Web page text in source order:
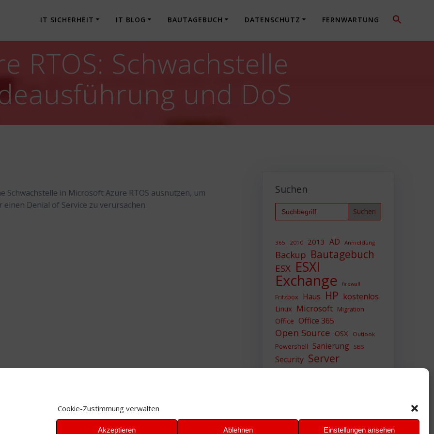
Cookie-Zustimmung verwalten
Akzeptieren Ablehnen Einstellungen ansehen
IT SICHERHEIT IT BLOG BAUTAGEBUCH DATENSCHUTZ FERNWARTUNG
RTOS: Schwachstelle
und DoS
in Microsoft Azure RTOS ausnutzen, um
Denial of Service zu verursachen.
Suchen
Search
for:
365 2010 2013 AD Anmeldung
Backup Bautagebuch
ESX ESXI
Exchange firewall
Fritzbox Haus HP kostenlos
Linux Microsoft Migration
Office Office 365
Open Source OSX Outlook
Powershell Sanierung SBS
Security Server
Sicherheit SIEM
VMWare VPN WAZUH